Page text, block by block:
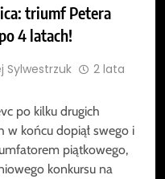
triumf Petera
4 latach!
Sylwestrzuk
2 lata
po kilku drugich
w końcu dopiął swego i
piątkowego,
konkursu na